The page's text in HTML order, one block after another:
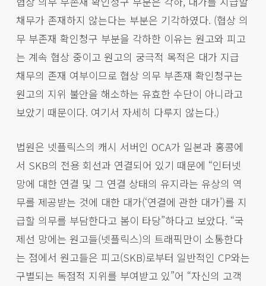
채무가 존재하지 않는다는 부분은 기각하였다. (협상 의
무 부존재 확인청구 부분을 각하한 이유는 원고와 피고
는 계속 협상 중이고 원고의 궁극적 목적은 대가 지급
채무의 존재 여부이므로 협상 의무 부존재 확인청구는
원고의 지위 불안을 해소하는 유효한 수단이 아니라고
보았기 때문이다. 여기서 자세히 다루지 않는다.)
법원은 넷플릭스의 캐시 서버인 OCA가 일본과 홍콩에
서 SKB의 전용 회선과 연결되어 있기 때문에 “인터넷
망에 대한 연결 및 그 연결 상태의 유지라는 유상의 역
무를 제공받는 것에 대한 대가(‘연결에 관한 대가’)를 지
급할 의무를 부담한다고 봄이 타당”하다고 보았다. “국
제선 망에는 원고들(넷플릭스)의 트래픽만이 소통한다
는 점에서 원고들은 피고(SKB)로부터 일반적인 CP와는
구별되는 독점적 지위를 부여받고 있”어 “자신의 고객